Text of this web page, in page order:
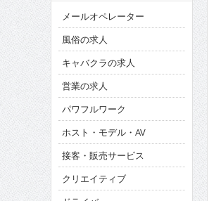
メールオペレーター
風俗の求人
キャバクラの求人
営業の求人
パワフルワーク
ホスト・モデル・AV
接客・販売サービス
クリエイティブ